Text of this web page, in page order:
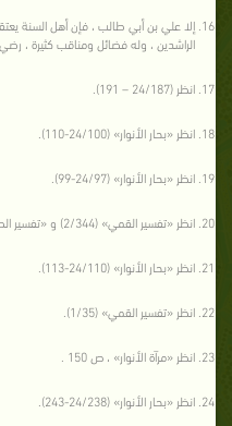
إلا علي بن أبي طالب ، فإن أهل السنة
الراشدين ، وله فضائل ومناقب كثيرة ، رضي
انظر (24/187 – 191).
انظر «بحار الأنوار» (24/100-110).
انظر «بحار الأنوار» (24/97-99).
انظر «تفسير القمي» (2/344) و «تفسير الصافي» (5/109).
انظر «بحار الأنوار» (24/110-113).
انظر «تفسير القمي» (1/35).
انظر «مرآة الأنوار» ، ص 150 .
انظر «بحار الأنوار» (24/238-243).